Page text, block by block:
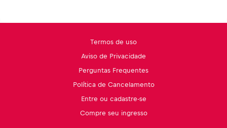
Termos de uso
Aviso de Privacidade
Perguntas Frequentes
Política de Cancelamento
Entre ou cadastre-se
Compre seu ingresso